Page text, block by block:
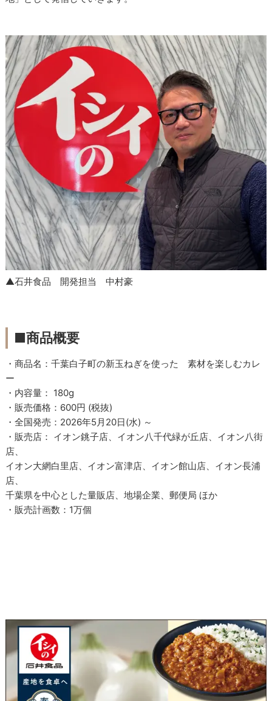
▲石井食品 開発担当 中村豪
■商品概要
・商品名：千葉白子町の新玉ねぎを使った 素材を楽しむカレ
ー
・内容量： 180g
・販売価格：600円 (税抜)
・全国発売：2026年5月20日(水) ～
・販売店： イオン銚子店、イオン八千代緑が丘店、イオン八街
店、
イオン大網白里店、イオン富津店、イオン館山店、イオン長浦
店、
千葉県を中心とした量販店、地場企業、郵便局 ほか
・販売計画数：1万個